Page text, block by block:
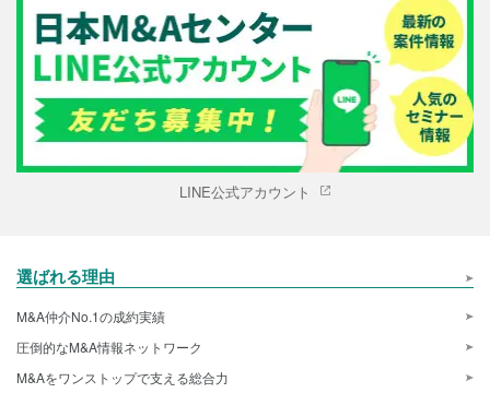
LINE公式アカウント
選ばれる理由
M&A仲介No.1の成約実績
圧倒的なM&A情報ネットワーク
M&Aをワンストップで支える総合力